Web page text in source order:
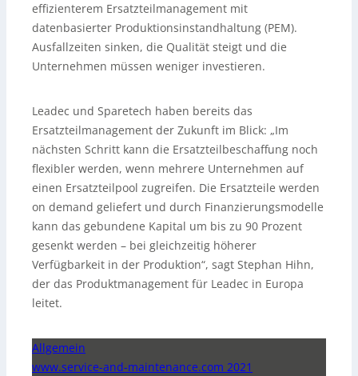
effizienterem Ersatzteilmanagement mit
datenbasierter Produktionsinstandhaltung (PEM).
Ausfallzeiten sinken, die Qualität steigt und die
Unternehmen müssen weniger investieren.
Leadec und Sparetech haben bereits das
Ersatzteilmanagement der Zukunft im Blick: „Im
nächsten Schritt kann die Ersatzteilbeschaffung noch
flexibler werden, wenn mehrere Unternehmen auf
einen Ersatzteilpool zugreifen. Die Ersatzteile werden
on demand geliefert und durch Finanzierungsmodelle
kann das gebundene Kapital um bis zu 90 Prozent
gesenkt werden – bei gleichzeitig höherer
Verfügbarkeit in der Produktion“, sagt Stephan Hihn,
der das Produktmanagement für Leadec in Europa
leitet.
Allgemein
www.service-and-maintenance.com 2021